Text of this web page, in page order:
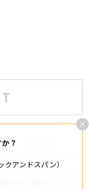
？
アンドスパン）
ただけます